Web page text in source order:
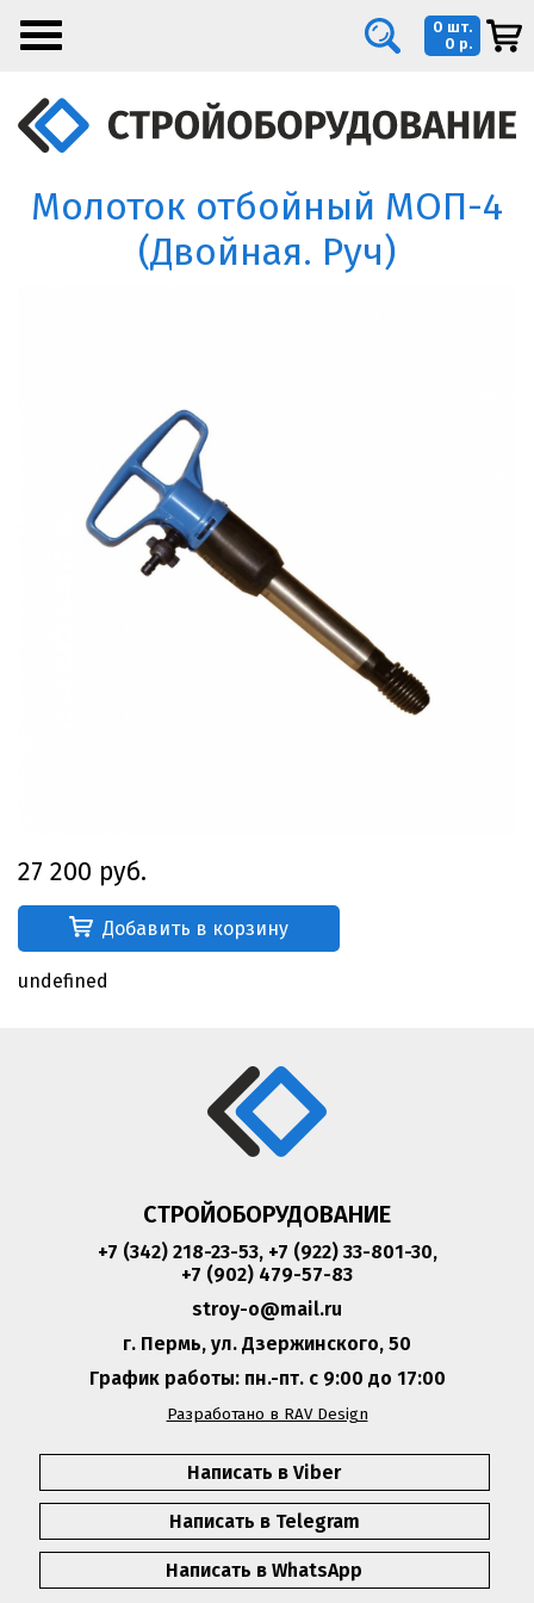
0 шт.
0 р.
Молоток отбойный МОП-4
(Двойная. Руч)
27 200 руб.
Добавить в корзину
undefined
СТРОЙОБОРУДОВАНИЕ
+7 (342) 218-23-53, +7 (922) 33-801-30,
+7 (902) 479-57-83
stroy-o@mail.ru
г. Пермь, ул. Дзержинского, 50
График работы: пн.-пт. с 9:00 до 17:00
Разработано в RAV Design
Написать в Viber
Написать в Telegram
Написать в WhatsApp